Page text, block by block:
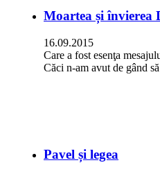
Moartea și învierea
16.09.2015
Care a fost esenţa
Căci n-am avut de gând
Pavel și legea